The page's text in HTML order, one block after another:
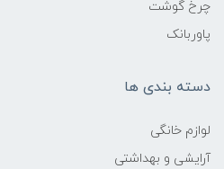
چرخ گوشت
پاوربانک
دسته بندی ها
لوازم خانگی
آرایشی و بهداشتی